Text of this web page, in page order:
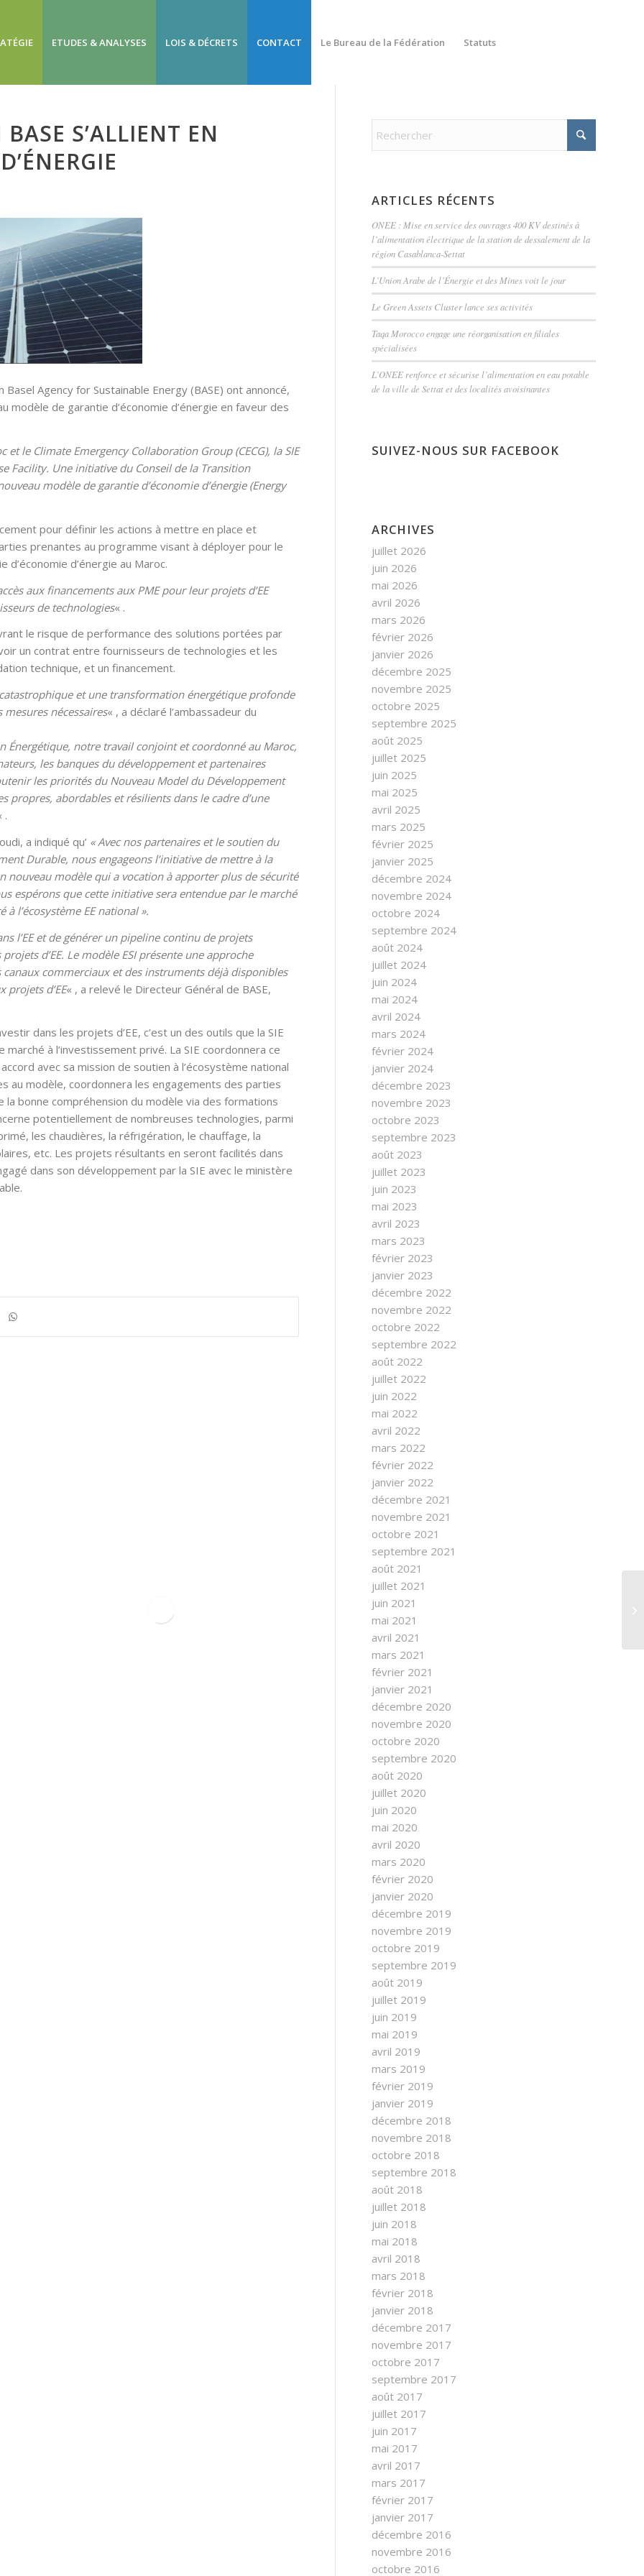
ETUDES & ANALYSES LOIS & DÉCRETS CONTACT Le Bureau de la Fédération Statuts
S’ALLIENT EN
Agency for Sustainable Energy (BASE) ont annoncé,
modèle de garantie d’économie d’énergie en faveur des
et le Climate Emergency Collaboration Group (CECG), la SIE
Facility. Une initiative du Conseil de la Transition
modèle de garantie d’économie d’énergie (Energy
pour définir les actions à mettre en place et
prenantes au programme visant à déployer pour le
d’énergie au Maroc.
aux financements aux PME pour leur projets d’EE
de technologies« .
le risque de performance des solutions portées par
un contrat entre fournisseurs de technologies et les
technique, et un financement.
et une transformation énergétique profonde
nécessaires« , a déclaré l’ambassadeur du
Énergétique, notre travail conjoint et coordonné au Maroc,
les banques du développement et partenaires
les priorités du Nouveau Model du Développement
propres, abordables et résilients dans le cadre d’une
.
a indiqué qu’ « Avec nos partenaires et le soutien du
Durable, nous engageons l’initiative de mettre à la
nouveau modèle qui a vocation à apporter plus de sécurité
espérons que cette initiative sera entendue par le marché
l’écosystème EE national ».
l’EE et de générer un pipeline continu de projets
d’EE. Le modèle ESI présente une approche
commerciaux et des instruments déjà disponibles
projets d’EE« , a relevé le Directeur Général de BASE,
dans les projets d’EE, c’est un des outils que la SIE
à l’investissement privé. La SIE coordonnera ce
avec sa mission de soutien à l’écosystème national
au modèle, coordonnera les engagements des parties
bonne compréhension du modèle via des formations
potentiellement de nombreuses technologies, parmi
les chaudières, la réfrigération, le chauffage, la
etc. Les projets résultants en seront facilités dans
dans son développement par la SIE avec le ministère
ARTICLES RÉCENTS
ONEE : Mise en service des ouvrages 400 KV destinés à
l’alimentation électrique de la station de dessalement de la
région Casablanca-Settat
L’Union Arabe de l’Énergie et des Mines voit le jour
Le Green Assets Cluster lance ses activités
Taqa Morocco engage une réorganisation en filiales
spécialisées
L’ONEE renforce et sécurise l’alimentation en eau potable
de la ville de Settat et des localités avoisinantes
SUIVEZ-NOUS SUR FACEBOOK
ARCHIVES
juillet 2026
juin 2026
mai 2026
avril 2026
mars 2026
février 2026
janvier 2026
décembre 2025
novembre 2025
octobre 2025
septembre 2025
août 2025
juillet 2025
juin 2025
mai 2025
avril 2025
mars 2025
février 2025
janvier 2025
décembre 2024
novembre 2024
octobre 2024
septembre 2024
août 2024
juillet 2024
juin 2024
mai 2024
avril 2024
mars 2024
février 2024
janvier 2024
décembre 2023
novembre 2023
octobre 2023
septembre 2023
août 2023
juillet 2023
juin 2023
mai 2023
avril 2023
mars 2023
février 2023
janvier 2023
décembre 2022
novembre 2022
octobre 2022
septembre 2022
août 2022
juillet 2022
juin 2022
mai 2022
avril 2022
mars 2022
février 2022
janvier 2022
décembre 2021
novembre 2021
octobre 2021
septembre 2021
août 2021
juillet 2021
juin 2021
mai 2021
avril 2021
mars 2021
février 2021
janvier 2021
décembre 2020
novembre 2020
octobre 2020
septembre 2020
août 2020
juillet 2020
juin 2020
mai 2020
avril 2020
mars 2020
février 2020
janvier 2020
décembre 2019
novembre 2019
octobre 2019
septembre 2019
août 2019
juillet 2019
juin 2019
mai 2019
avril 2019
mars 2019
février 2019
janvier 2019
décembre 2018
novembre 2018
octobre 2018
septembre 2018
août 2018
juillet 2018
juin 2018
mai 2018
avril 2018
mars 2018
février 2018
janvier 2018
décembre 2017
novembre 2017
octobre 2017
septembre 2017
août 2017
juillet 2017
juin 2017
mai 2017
avril 2017
mars 2017
février 2017
janvier 2017
décembre 2016
novembre 2016
octobre 2016